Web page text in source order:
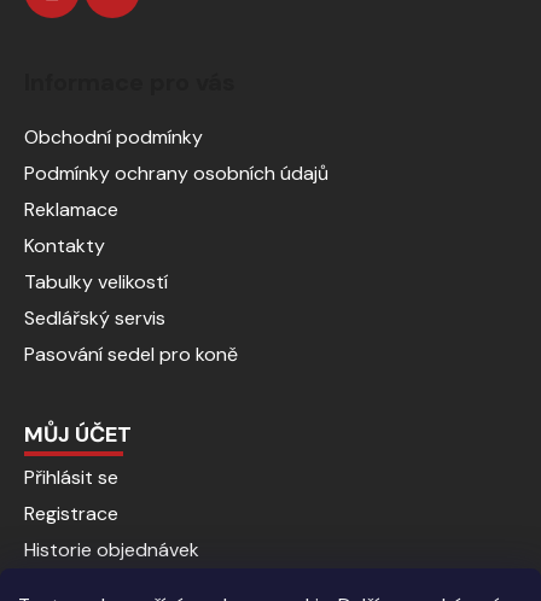
Obchodní podmínky
Podmínky ochrany osobních údajů
Reklamace
Kontakty
Tabulky velikostí
Sedlářský servis
Pasování sedel pro koně
MŮJ ÚČET
Přihlásit se
Registrace
Historie objednávek